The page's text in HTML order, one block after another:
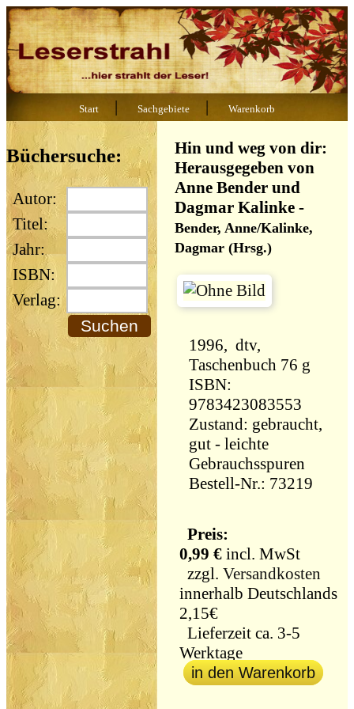
Start | Sachgebiete | Warenkorb
Büchersuche:
Autor:
Titel:
Jahr:
ISBN:
Verlag:
Hin und weg von dir:
Herausgegeben von
Anne Bender und
Dagmar Kalinke -
Bender, Anne/Kalinke,
Dagmar (Hrsg.)
1996, dtv,
Taschenbuch 76 g
ISBN:
9783423083553
Zustand: gebraucht,
gut - leichte
Gebrauchsspuren
Bestell-Nr.: 73219
Preis:
0,99 € incl. MwSt
zzgl.Versandkosten
innerhalb Deutschlands
2,15€
Lieferzeit ca. 3-5
Werktage
in den Warenkorb